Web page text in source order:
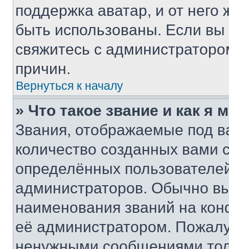
поддержка аватар, и от него
быть использованы. Если
свяжитесь с
причин.
Вернуться к началу
» Что такое звание и как я
Звания, отображаемые под
количество созданных
определённых
администраторов. Обычно
наименования званий на
её администратором.